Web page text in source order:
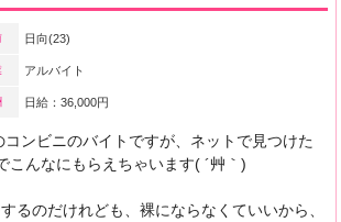
日向(23)
アルバイト
日給：36,000円
ンビニのバイトですが、ネットで見つけた
こんなにもらえちゃいます( ´艸｀)
るのだけれども、裸にならなくていいから、